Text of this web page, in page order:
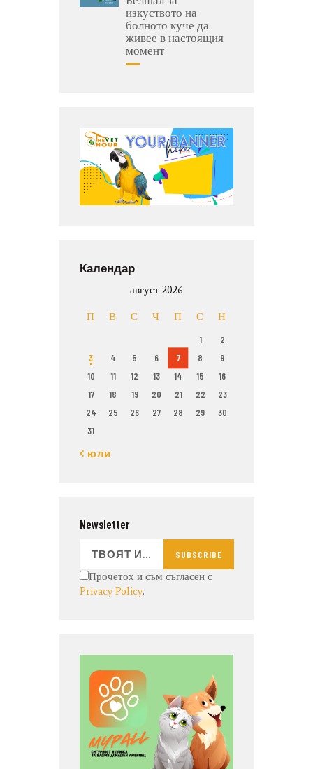
изкуството на
болното куче да
живее в настоящия
момент
Календар
август 2026
П В С Ч П С Н
1
2
3
4 5 6 7 8
9
10
11 12 13 14 15
16
17
18 19 20 21 22
23
24
25 26 27 28 29
30
31
« юли
Newsletter
SUBSCRIBE
Прочетох и съм съгласен с
Privacy Policy.